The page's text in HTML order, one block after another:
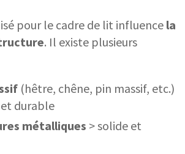
pour le cadre de lit influence la
. Il existe plusieurs
(hêtre, chêne, pin massif, etc.)
durable
métalliques > solide et